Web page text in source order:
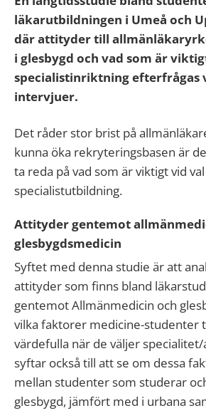
läkarutbildningen i Umeå och
där attityder till
i glesbygd och vad som är
specialistinriktning efterfrågas
intervjuer.
Det råder stor brist på
kunna öka rekryteringsbasen är
ta reda på vad som är viktigt vid
specialistutbildning.
Attityder gentemot
glesbygdsmedicin
Syftet med denna studie är att
attityder som finns bland
gentemot Allmänmedicin och
vilka faktorer medicine-studenter
värdefulla när de väljer
syftar också till att se om dessa
mellan studenter som studerar
glesbygd, jämfört med i urbana